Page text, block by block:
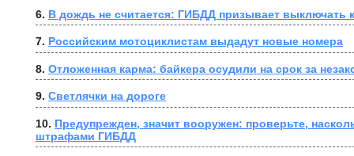
6. В дождь не считается: ГИБДД призывает выключать
7. Российским мотоциклистам выдадут новые номера
8. Отложенная карма: байкера осудили на срок за
9. Светлячки на дороге
10. Предупрежден, значит вооружен: проверьте,
штрафами ГИБДД